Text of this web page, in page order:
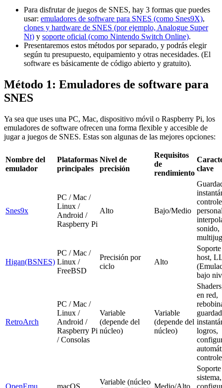
Para disfrutar de juegos de SNES, hay 3 formas que puedes
usar: emuladores de software para SNES (como Snes9X),
clones y hardware de SNES (por ejemplo, Analogue Super
Nt) y soporte oficial (como Nintendo Switch Online).
Presentaremos estos métodos por separado, y podrás elegir
según tu presupuesto, equipamiento y otras necesidades. (El
software es básicamente de código abierto y gratuito).
Método 1: Emuladores de software para
SNES
Ya sea que uses una PC, Mac, dispositivo móvil o Raspberry Pi, los
emuladores de software ofrecen una forma flexible y accesible de
jugar a juegos de SNES. Estas son algunas de las mejores opciones:
Nombre del
emulador
Plataformas
principales
Nivel de
precisión
Requisitos
de
rendimiento
clave
Snes9x
PC / Mac /
Linux /
Android /
Raspberry Pi
Alto Bajo/Medio
sonido,
Higan(BSNES)
PC / Mac /
Linux /
FreeBSD
Precisión por
ciclo
Alto
host,
bajo
RetroArch
PC / Mac /
Linux /
Android /
Raspberry Pi
/ Consolas
Variable
(depende del
núcleo)
Variable
(depende del
núcleo)
en red,
logros,
Variable (núcleo
sistema,